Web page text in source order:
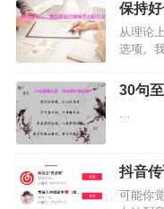
保持
从理论
选项。
业领袖
但在日
30句
…
抖音
入
可能你